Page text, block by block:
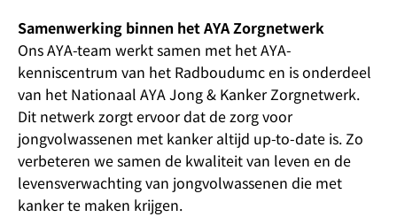
Samenwerking binnen het AYA Zorgnetwerk
Ons AYA-team werkt samen met het AYA-
kenniscentrum van het Radboudumc en is onderdeel
van het Nationaal AYA Jong & Kanker Zorgnetwerk.
Dit netwerk zorgt ervoor dat de zorg voor
jongvolwassenen met kanker altijd up-to-date is. Zo
verbeteren we samen de kwaliteit van leven en de
levensverwachting van jongvolwassenen die met
kanker te maken krijgen.